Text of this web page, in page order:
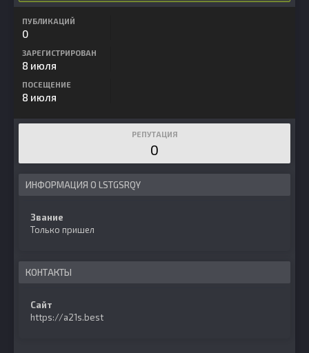
ПУБЛИКАЦИЙ
0
ЗАРЕГИСТРИРОВАН
8 июля
ПОСЕЩЕНИЕ
8 июля
РЕПУТАЦИЯ
0
ИНФОРМАЦИЯ О LSTGSRQY
Звание
Только пришел
КОНТАКТЫ
Сайт
https://a21s.best